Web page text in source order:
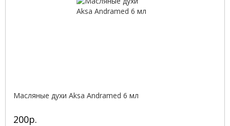
Масляные духи Aksa Andramed 6 мл
200р.